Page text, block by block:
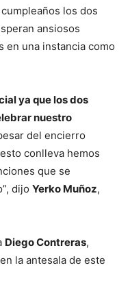
los dos
ansiosos
en una instancia como
ya que los dos
nuestro
del encierro
conlleva hemos
que se
dijo Yerko Muñoz,
Diego Contreras,
en la antesala de este